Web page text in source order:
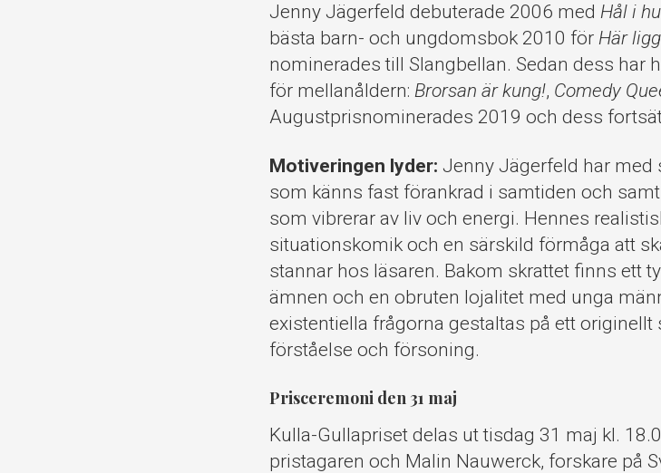
Jenny Jägerfeld debuterade 2006 med Hål i
bästa barn- och ungdomsbok 2010 för Här
nominerades till Slangbellan. Sedan dess har
för mellanåldern: Brorsan är kung!, Comedy
Augustprisnominerades 2019 och dess
Motiveringen lyder: Jenny Jägerfeld har med
som känns fast förankrad i samtiden och
som vibrerar av liv och energi. Hennes
situationskomik och en särskild förmåga att
stannar hos läsaren. Bakom skrattet finns ett
ämnen och en obruten lojalitet med unga
existentiella frågorna gestaltas på ett
förståelse och försoning.
Prisceremoni den 31 maj
Kulla-Gullapriset delas ut tisdag 31 maj kl.
pristagaren och Malin Nauwerck, forskare på